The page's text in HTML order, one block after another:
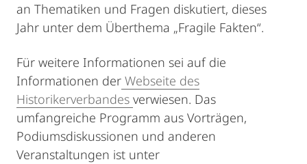
an Thematiken und Fragen diskutiert, dieses
Jahr unter dem Überthema „Fragile Fakten“.
Für weitere Informationen sei auf die
Informationen der Webseite des
Historikerverbandes verwiesen. Das
umfangreiche Programm aus Vorträgen,
Podiumsdiskussionen und anderen
Veranstaltungen ist unter